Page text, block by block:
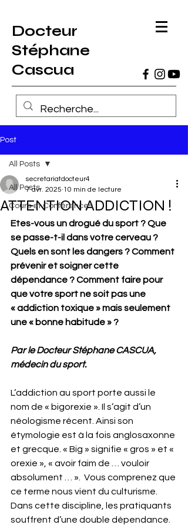
Docteur
Stéphane
Cascua
Post
All Posts
Cours et Conférences
All Posts
ATTENTION ADDICTION !
secretariatdocteur4
7 avr. 2025 10 min de lecture
Etes-vous un drogué du sport ? Que
se passe-t-il dans votre cerveau ?
Quels en sont les dangers ? Comment
prévenir et soigner cette
dépendance ? Comment faire pour
que votre sport ne soit pas une
« addiction toxique » mais seulement
une « bonne habitude » ?
Par le Docteur Stéphane CASCUA,
médecin du sport.
L’addiction au sport porte aussi le
nom de « bigorexie ». Il s’agit d’un
néologisme récent. Ainsi son
étymologie est à la fois anglosaxonne
et grecque. « Big » signifie « gros » et «
orexie », « avoir faim de … vouloir
absolument … ».  Vous comprenez que
ce terme nous vient du culturisme.
Dans cette discipline, les pratiquants
souffrent d’une double dépendance.